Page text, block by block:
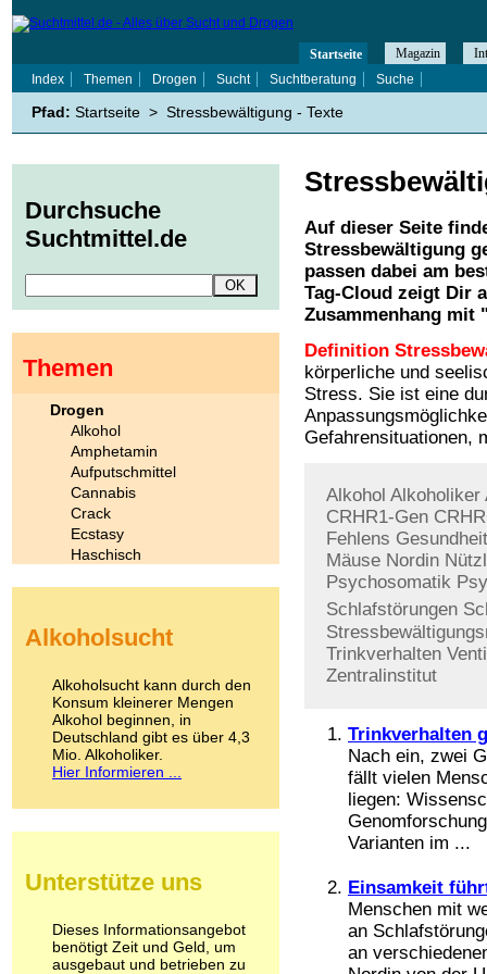
Auf dieser Seite
Stressbewältigung
passen dabei am
Tag-Cloud zeigt Dir
Zusammenhang mit
Definition
körperliche und
Stress. Sie ist eine
Gefahrensituationen,
Alkohol Alkoholiker
CRHR1-Gen
Fehlens
Mäuse Nordin
Psychosomatik
Schlafstörungen
Trinkverhalten
Zentralinstitut
Trinkverhalten
Nach ein, zwei
fällt vielen
liegen:
Varianten im ...
Einsamkeit
Menschen mit
an
an
Startseite Magazin
Index
Themen Drogen Sucht Suchtberatung Suche
Pfad: Startseite > Stressbewältigung - Texte
Durchsuche
Suchtmittel.de
Themen
Drogen
Alkohol
Amphetamin
Aufputschmittel
Cannabis
Crack
Ecstasy
Haschisch
Kokain
LSD
Marihuana
Medikamente
Meskalin
Metamphetamin
Methadon
Pilze
Psychopharmaka
Schlafmittel
Schmerzmittel
Alkoholsucht
Alkoholsucht kann durch den
Konsum kleinerer Mengen
Alkohol beginnen, in
Deutschland gibt es über 4,3
Mio. Alkoholiker.
Hier Informieren ...
Unterstütze uns
Dieses Informationsangebot
benötigt Zeit und Geld, um
ausgebaut und betrieben zu